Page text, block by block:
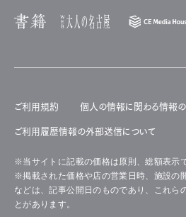
ご利用規約 個人の情報に関わる情報の
ご利用履歴情報の外部送信について
※当サイトに記載の価格は原則、総額表示
※掲載された価格や店の営業日時、施設の
などは、記事公開日のものであり、これら
とがあります。